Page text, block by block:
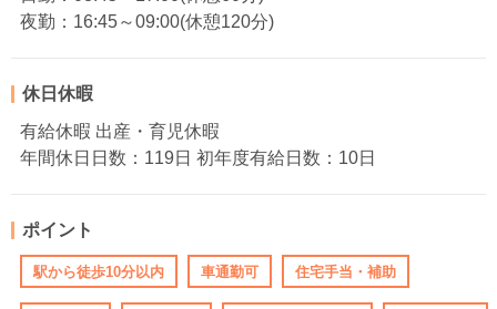
夜勤：16:45～09:00(休憩120分)
休日休暇
有給休暇 出産・育児休暇
年間休日日数：119日 初年度有給日数：10日
ポイント
駅から徒歩10分以内 車通勤可 住宅手当・補助